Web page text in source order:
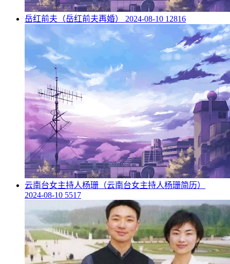
​岳红前夫（岳红前夫再婚） 2024-08-10 12816
​云南台女主持人杨珊（云南台女主持人杨珊简历）
2024-08-10 5517